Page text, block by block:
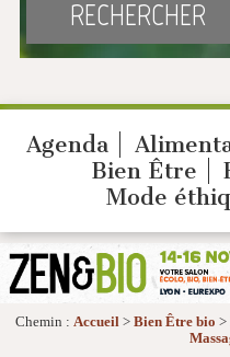
Agenda
Bien Être
Mode
Chemin : Accueil > Bien Être bio >